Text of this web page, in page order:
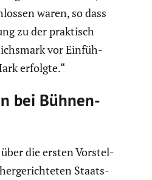
waren, so dass
zu der praktisch
vor Einfüh­
erfolgte.“
bei Bühnen­
über die ersten Vorstel­
Staats­